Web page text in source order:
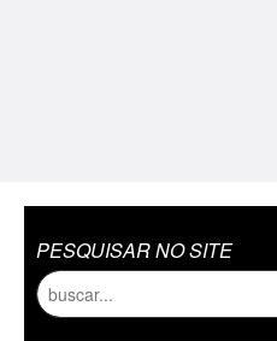
PESQUISAR NO SITE